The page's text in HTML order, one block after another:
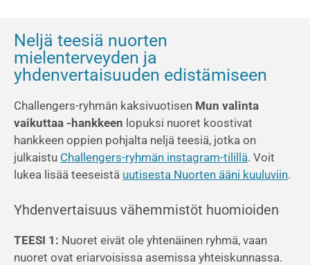
Neljä teesiä nuorten
mielenterveyden ja
yhdenvertaisuuden edistämiseen
Challengers-ryhmän kaksivuotisen Mun valinta
vaikuttaa -hankkeen lopuksi nuoret koostivat
hankkeen oppien pohjalta neljä teesiä, jotka on
julkaistu Challengers-ryhmän instagram-tilillä. Voit
lukea lisää teeseistä uutisesta Nuorten ääni kuuluviin.
Yhdenvertaisuus vähemmistöt huomioiden
TEESI 1: Nuoret eivät ole yhtenäinen ryhmä, vaan
nuoret ovat eriarvoisissa asemissa yhteiskunnassa.